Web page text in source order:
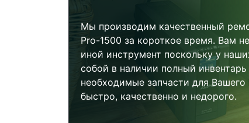
Мы производим качественный
Pro-1500 за короткое время. Вам
иной инструмент поскольку у
собой в наличии полный
необходимые запчасти для
быстро, качественно и недорого.